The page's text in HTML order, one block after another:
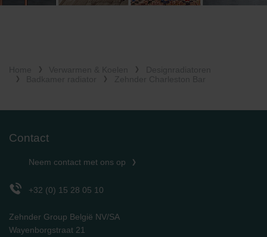
Contact
Neem contact met ons op
+32 (0) 15 28 05 10
Zehnder Group België NV/SA
Wayenborgstraat 21